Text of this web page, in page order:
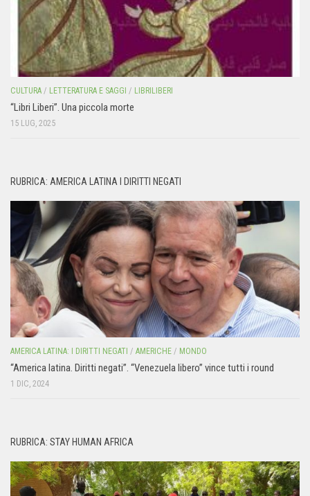
CULTURA / LETTERATURA E SAGGI / LIBRILIBERI
“Libri Liberi”. Una piccola morte
15 LUG, 2025
RUBRICA: AMERICA LATINA I DIRITTI NEGATI
AMERICA LATINA: I DIRITTI NEGATI / AMERICHE / MONDO
“America latina. Diritti negati”. “Venezuela libero” vince tutti i round
1 DIC, 2024
RUBRICA: STAY HUMAN AFRICA